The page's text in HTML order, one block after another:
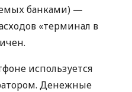
банками) —
«терминал в
используется
Денежные